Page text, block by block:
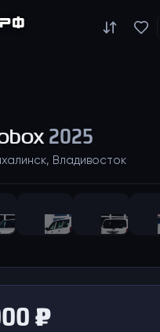
2025
Владивосток
₽